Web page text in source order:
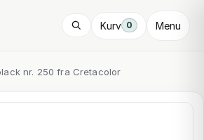
Kurv 0 Menu
nr. 250 fra Cretacolor